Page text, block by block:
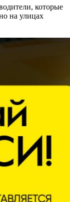
которые
на улицах